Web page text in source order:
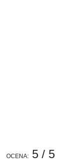
OCENA: 5/ 5